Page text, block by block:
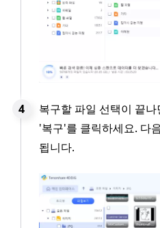
복구할 파일 선택이 끝
'복구'를 클릭하세요. 다
됩니다.